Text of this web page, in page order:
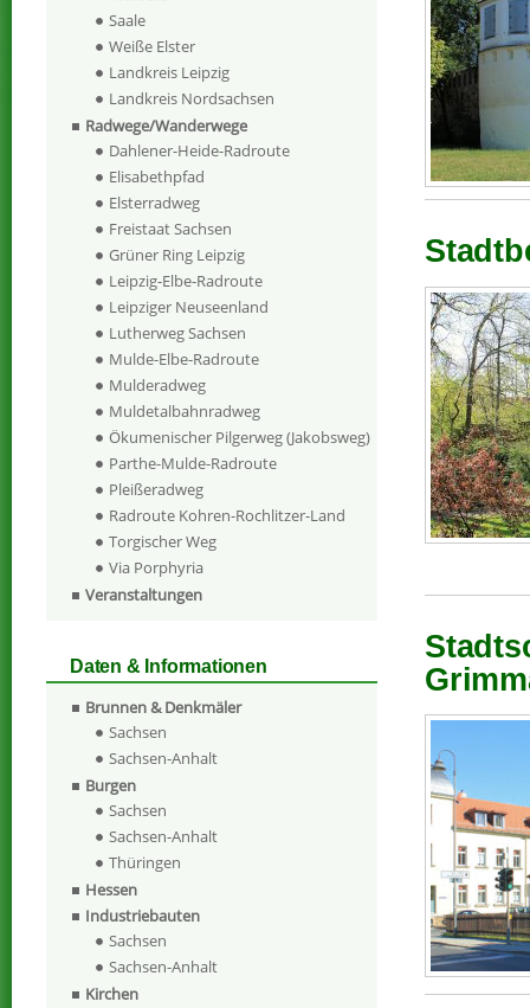
Saale
Weiße Elster
Landkreis Leipzig
Landkreis Nordsachsen
Radwege/Wanderwege
Dahlener-Heide-Radroute
Elisabethpfad
Elsterradweg
Freistaat Sachsen
Grüner Ring Leipzig
Leipzig-Elbe-Radroute
Leipziger Neuseenland
Lutherweg Sachsen
Mulde-Elbe-Radroute
Mulderadweg
Muldetalbahnradweg
Ökumenischer Pilgerweg (Jakobsweg)
Parthe-Mulde-Radroute
Pleißeradweg
Radroute Kohren-Rochlitzer-Land
Torgischer Weg
Via Porphyria
Veranstaltungen
Daten & Informationen
Brunnen & Denkmäler
Sachsen
Sachsen-Anhalt
Burgen
Sachsen
Sachsen-Anhalt
Thüringen
Hessen
Industriebauten
Sachsen
Sachsen-Anhalt
Kirchen